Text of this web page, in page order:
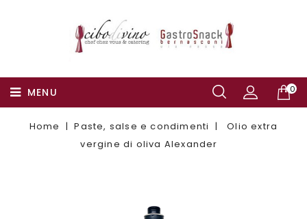
0
MENU
Home Paste, salse e condimenti
Olio extra
vergine di oliva Alexander